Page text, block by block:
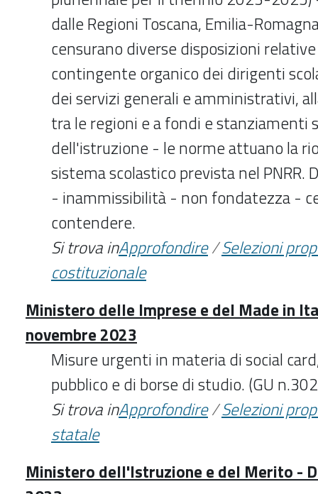
dalle Regioni Toscana, Emilia-
censurano diverse disposizioni
contingente organico dei dirigenti
dei servizi generali e amministrativi,
tra le regioni e a fondi e stanziamenti
dell'istruzione - le norme attuano la
sistema scolastico prevista nel PNRR.
- inammissibilità - non fondatezza -
contendere.
Si trova inApprofondire/Selezioni
costituzionale
Ministero delle Imprese e del Made in
novembre 2023
Misure urgenti in materia di social
pubblico e di borse di studio. (GU
Si trova inApprofondire/Selezioni
statale
Ministero dell'Istruzione e del Merito -